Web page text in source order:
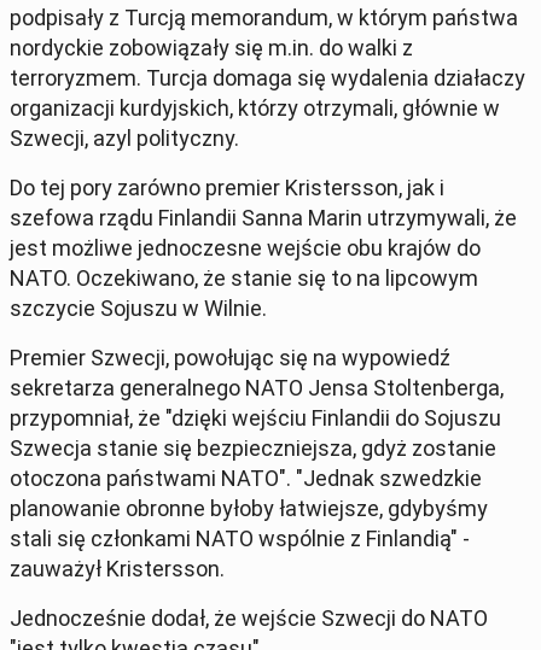
podpisały z Turcją memorandum, w którym państwa
nordyckie zobowiązały się m.in. do walki z
terroryzmem. Turcja domaga się wydalenia działaczy
organizacji kurdyjskich, którzy otrzymali, głównie w
Szwecji, azyl polityczny.
Do tej pory zarówno premier Kristersson, jak i
szefowa rządu Finlandii Sanna Marin utrzymywali, że
jest możliwe jednoczesne wejście obu krajów do
NATO. Oczekiwano, że stanie się to na lipcowym
szczycie Sojuszu w Wilnie.
Premier Szwecji, powołując się na wypowiedź
sekretarza generalnego NATO Jensa Stoltenberga,
przypomniał, że "dzięki wejściu Finlandii do Sojuszu
Szwecja stanie się bezpieczniejsza, gdyż zostanie
otoczona państwami NATO". "Jednak szwedzkie
planowanie obronne byłoby łatwiejsze, gdybyśmy
stali się członkami NATO wspólnie z Finlandią" -
zauważył Kristersson.
Jednocześnie dodał, że wejście Szwecji do NATO